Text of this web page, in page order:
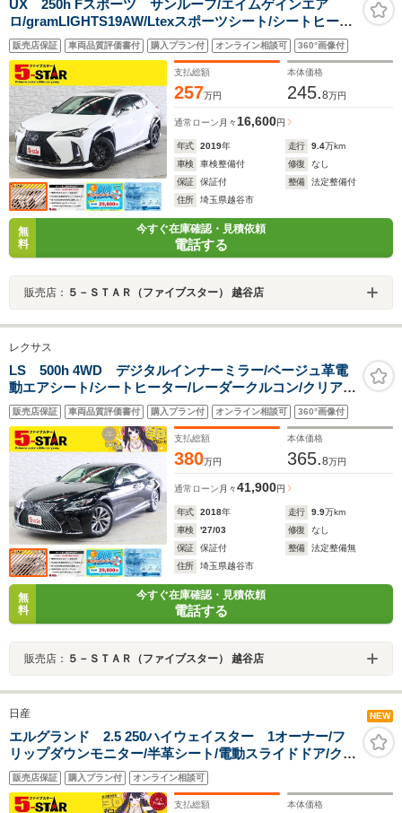
UX 250h Fスポーツ サンルーフ/エイムゲインエア
ロ/gramLIGHTS19AW/Ltexスポーツシート/シートヒータ
ー/HUD/レクサスセーフティシステム+/レーダークルコ
ン/BSM/RCTA/純正ナビ/バックカメラ
販売店保証 車両品質評価書付 購入プラン付 オンライン相談可 360°画像付
支払総額
257万円
本体価格
245.8万円
通常ローン 月々 16,600円
年式 2019年 走行 9.4万km
車検
車検整備付 修復
なし
保証
保証付 整備
法定整備付
住所
埼玉県越谷市
無
料
今すぐ在庫確認・見積依頼
電話する
販売店： ５－ＳＴＡＲ（ファイブスター） 越谷店
レクサス
LS 500h 4WD デジタルインナーミラー/ベージュ革電
動エアシート/シートヒーター/レーダークルコン/クリアラ
ンスソナー/PCS/BSM/ETC2.0/100V電源/純正ナビ/全周囲
カメラ/純正19AW
販売店保証 車両品質評価書付 購入プラン付 オンライン相談可 360°画像付
支払総額
380万円
本体価格
365.8万円
通常ローン 月々41,900円
年式 2018年 走行 9.9万km
車検
'27/03 修復
なし
保証
保証付 整備
法定整備無
住所
埼玉県越谷市
無
料
今すぐ在庫確認・見積依頼
電話する
販売店： ５－ＳＴＡＲ（ファイブスター） 越谷店
日産 NEW
エルグランド 2.5 250ハイウェイスター 1オーナー/フ
リップダウンモニター/半革シート/電動スライドドア/クル
ーズコントロール/横滑り防止装置/スマートキー/ETC/純
正ナビ/Bluetooth/LEDオートライト/純正AW
販売店保証 購入プラン付 オンライン相談可
支払総額 本体価格